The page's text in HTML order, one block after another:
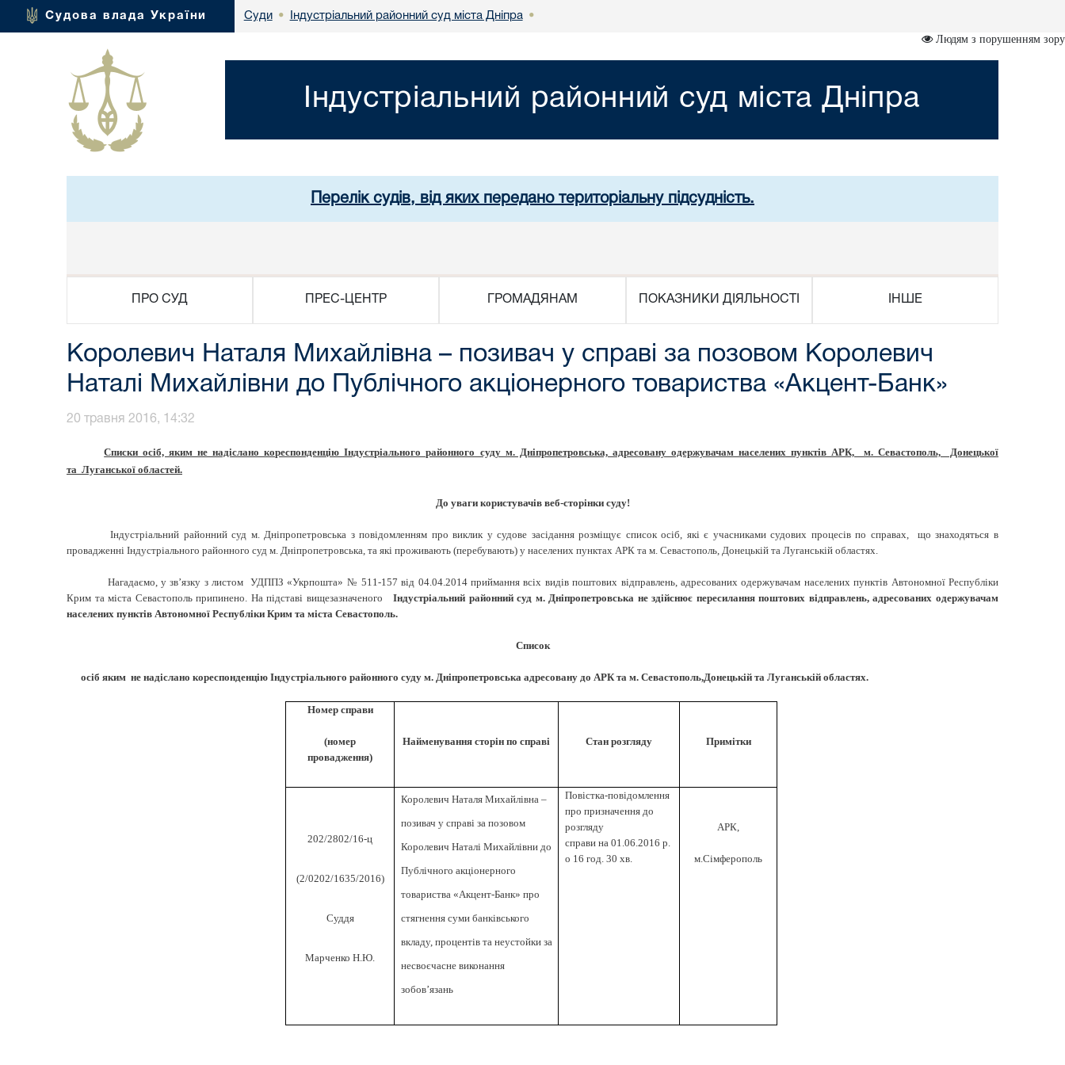
Судова влада України Суди • Індустріальний районний суд міста Дніпра •
Людям з порушенням зору
Індустріальний районний суд міста Дніпра
Перелік судів, від яких передано територіальну підсудність.
ПРО СУД ПРЕС-ЦЕНТР ГРОМАДЯНАМ ПОКАЗНИКИ ДІЯЛЬНОСТІ ІНШЕ
Королевич Наталя Михайлівна – позивач у справі за позовом Королевич
Наталі Михайлівни до Публічного акціонерного товариства «Акцент-Банк»
20 травня 2016, 14:32
Списки осіб, яким не надіслано кореспонденцію Індустріального районного суду м. Дніпропетровська, адресовану одержувачам населених пунктів АРК, м. Севастополь, Донецької
та Луганської областей.
До уваги користувачів веб-сторінки суду!
Індустріальний районний суд м. Дніпропетровська з повідомленням про виклик у судове засідання розміщує список осіб, які є учасниками судових процесів по справах, що знаходяться в
провадженні Індустріального районного суд м. Дніпропетровська, та які проживають (перебувають) у населених пунктах АРК та м. Севастополь, Донецькій та Луганській областях.
Нагадаємо, у зв’язку з листом УДППЗ «Укрпошта» № 511-157 від 04.04.2014 приймання всіх видів поштових відправлень, адресованих одержувачам населених пунктів Автономної Республіки
Крим та міста Севастополь припинено. На підставі вищезазначеногоІндустріальний районний суд м. Дніпропетровська не здійснює пересилання поштових відправлень, адресованих одержувачам
населених пунктів Автономної Республіки Крим та міста Севастополь.
Список
осіб яким не надіслано кореспонденцію Індустріального районного суду м. Дніпропетровська адресовану до АРК та м. Севастополь,Донецькій та Луганській областях.
Номер справи
(номер
провадження)
Найменування сторін по справі Стан розгляду Примітки
202/2802/16-ц
(2/0202/1635/2016)
Cуддя
Марченко Н.Ю.
Королевич Наталя Михайлівна –
позивач у справі за позовом
Королевич Наталі Михайлівни до
Публічного акціонерного
товариства «Акцент-Банк» про
стягнення суми банківського
вкладу, процентів та неустойки за
несвоєчасне виконання
зобов’язань
Повістка-повідомлення
про призначення до
розгляду
справи на 01 .06 .2016 р.
о 16 год. 30 хв.
АРК,
м.Сімферополь